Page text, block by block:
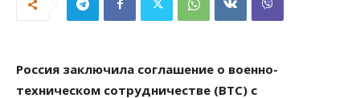
Россия заключила соглашение о военно-
техническом сотрудничестве (ВТС) с